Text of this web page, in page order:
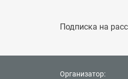
Подписка на
Организатор: